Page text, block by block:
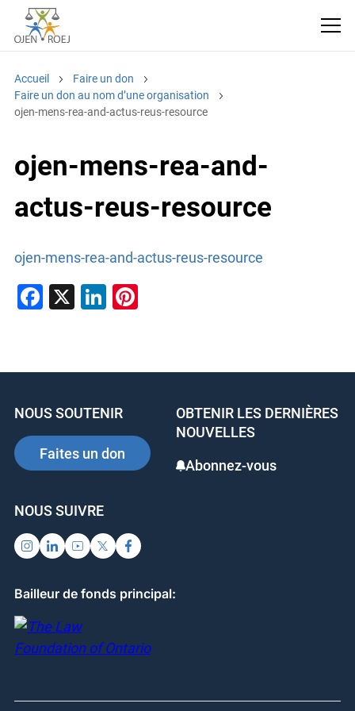
Accueil
Faire un don
Faire un don au nom d’une organisation
ojen-mens-rea-and-actus-reus-resource
ojen-mens-rea-and-
actus-reus-resource
ojen-mens-rea-and-actus-reus-resource
F
e
o
o
k
X
Li
e
n
e
NOUS SOUTENIR
Faites un don
OBTENIR LES DERNIÈRES
NOUVELLES
Abonnez-vous
NOUS SUIVRE
Bailleur de fonds principal: